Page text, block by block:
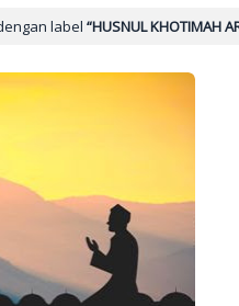
label HUSNUL KHOTIMAH